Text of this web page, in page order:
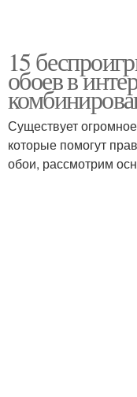
15
обоев в
Существует
которые помогут
обои, рассмотрим